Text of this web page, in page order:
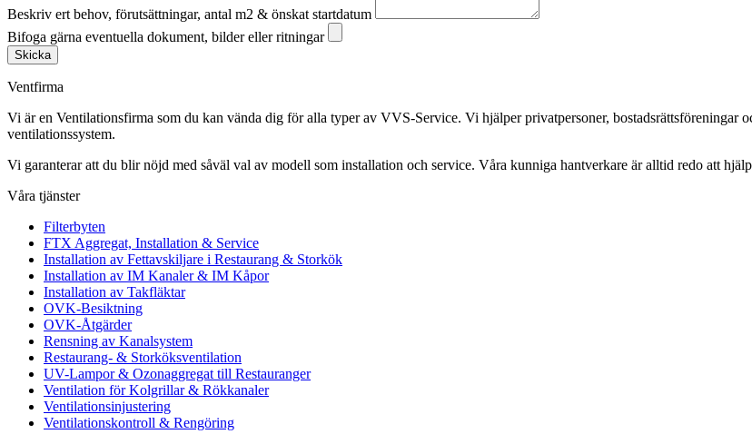
Beskriv ert behov, förutsättningar, antal m2 & önskat startdatum
Bifoga gärna eventuella dokument, bilder eller ritningar
Skicka
Ventfirma
Vi är en Ventilationsfirma som du kan vända dig för alla typer av VVS-Service. Vi hjälper privatpersoner, bostadsrättsföreningar
ventilationssystem.
Vi garanterar att du blir nöjd med såväl val av modell som installation och service. Våra kunniga hantverkare är alltid redo att
Våra tjänster
Filterbyten
FTX Aggregat, Installation & Service
Installation av Fettavskiljare i Restaurang & Storkök
Installation av IM Kanaler & IM Kåpor
Installation av Takfläktar
OVK-Besiktning
OVK-Åtgärder
Rensning av Kanalsystem
Restaurang- & Storköksventilation
UV-Lampor & Ozonaggregat till Restauranger
Ventilation för Kolgrillar & Rökkanaler
Ventilationsinjustering
Ventilationskontroll & Rengöring